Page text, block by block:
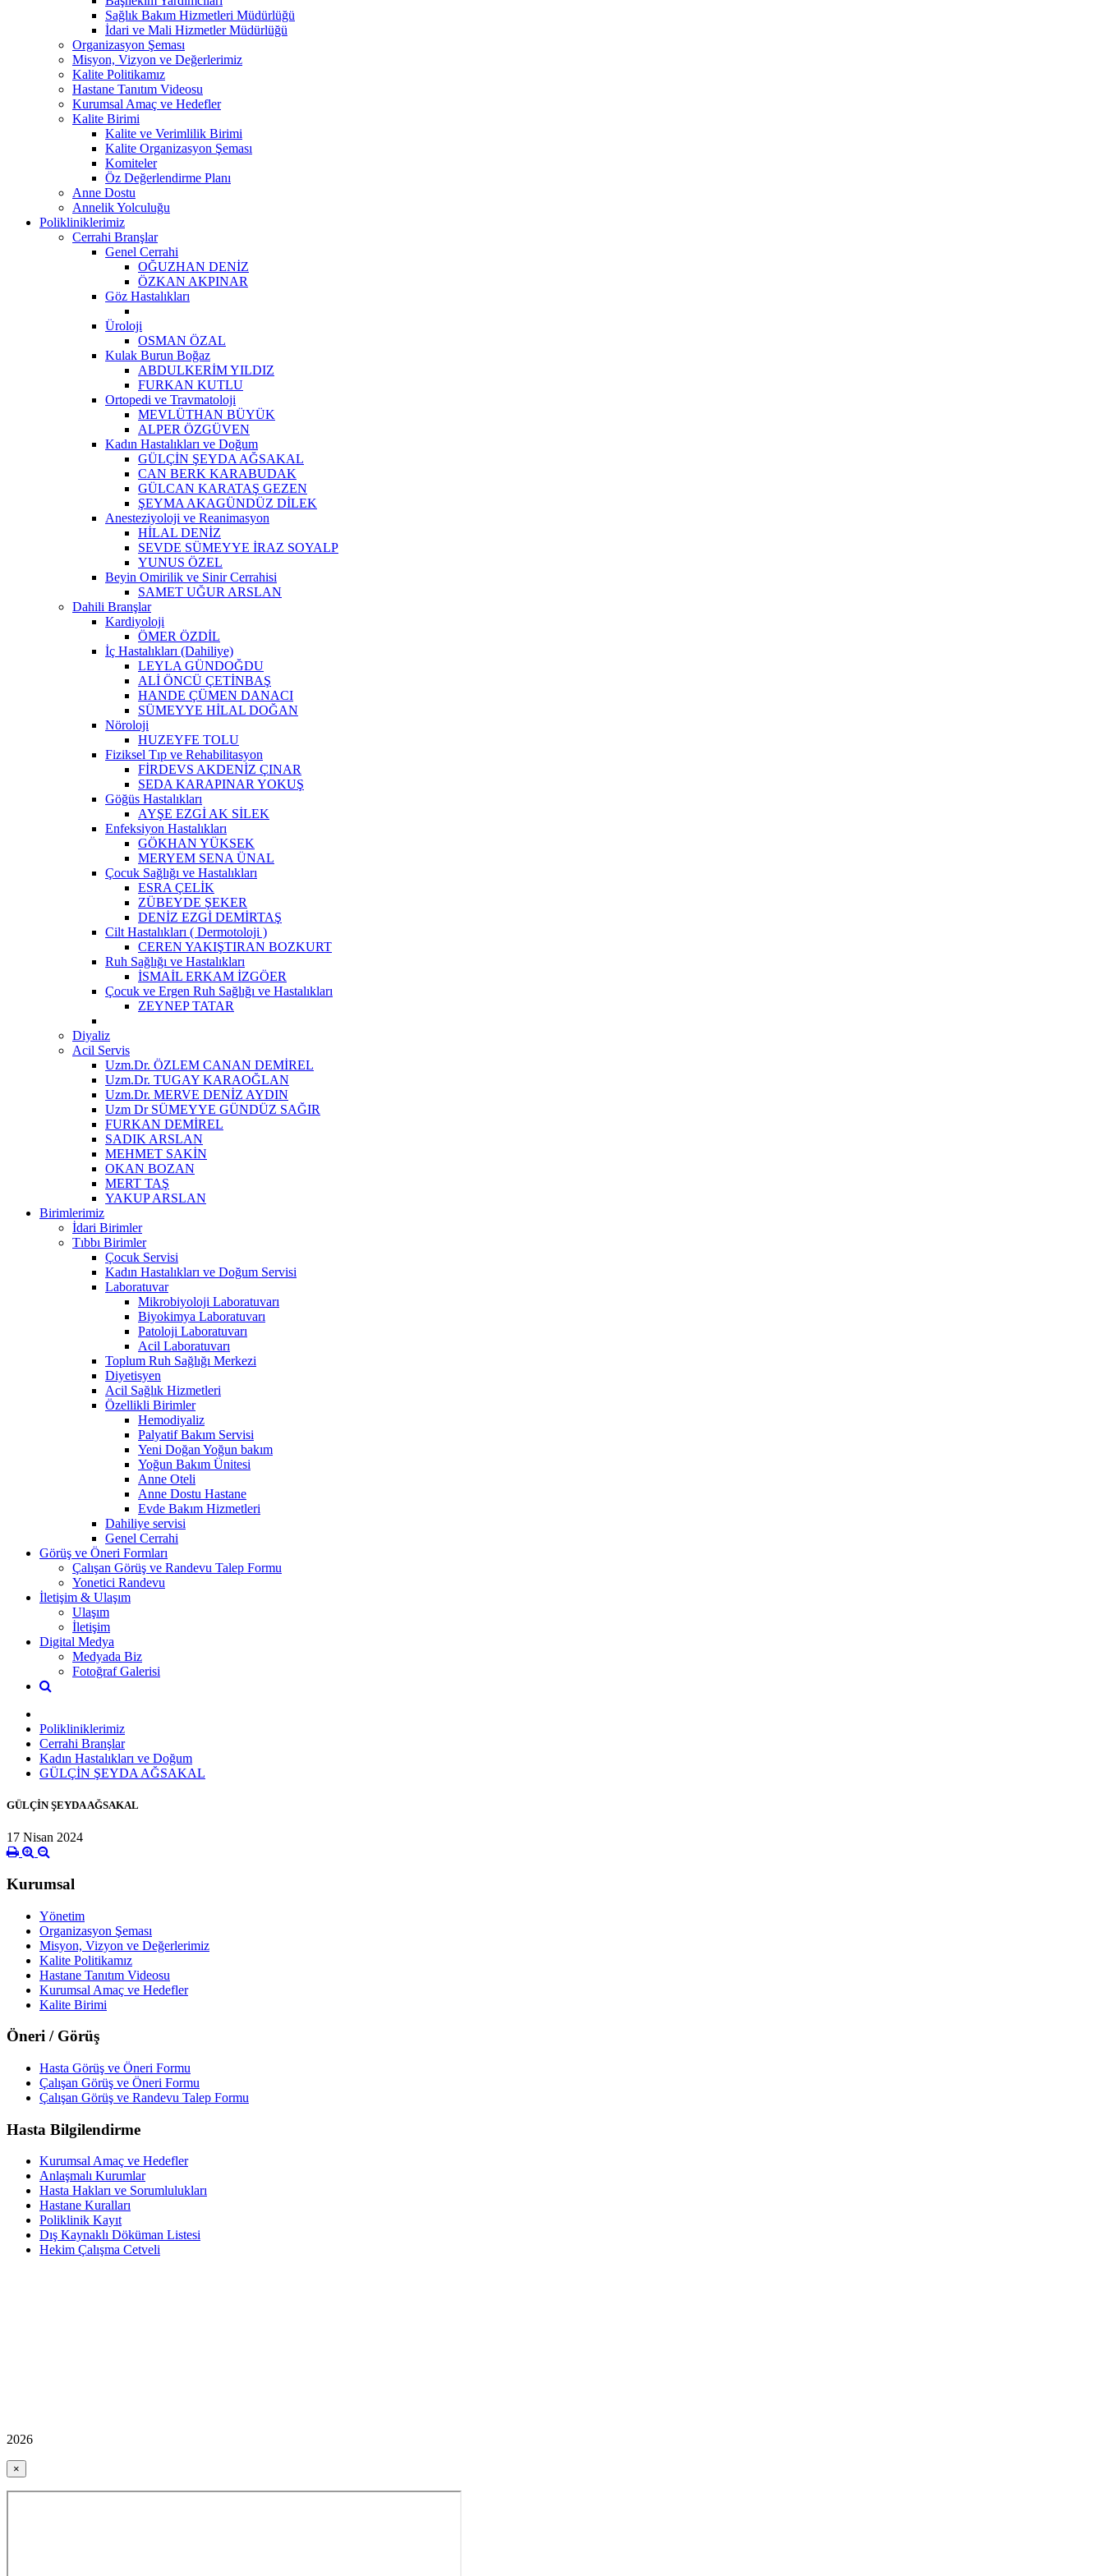
Sağlık Bakım Hizmetleri Müdürlüğü
İdari ve Mali Hizmetler Müdürlüğü
Organizasyon Şeması
Misyon, Vizyon ve Değerlerimiz
Kalite Politikamız
Hastane Tanıtım Videosu
Kurumsal Amaç ve Hedefler
Kalite Birimi
Kalite ve Verimlilik Birimi
Kalite Organizasyon Şeması
Komiteler
Öz Değerlendirme Planı
Anne Dostu
Annelik Yolculuğu
Polikliniklerimiz
Cerrahi Branşlar
Genel Cerrahi
OĞUZHAN DENİZ
ÖZKAN AKPINAR
Göz Hastalıkları
Üroloji
OSMAN ÖZAL
Kulak Burun Boğaz
ABDULKERİM YILDIZ
FURKAN KUTLU
Ortopedi ve Travmatoloji
MEVLÜTHAN BÜYÜK
ALPER ÖZGÜVEN
Kadın Hastalıkları ve Doğum
GÜLÇİN ŞEYDA AĞSAKAL
CAN BERK KARABUDAK
GÜLCAN KARATAŞ GEZEN
ŞEYMA AKAGÜNDÜZ DİLEK
Anesteziyoloji ve Reanimasyon
HİLAL DENİZ
SEVDE SÜMEYYE İRAZ SOYALP
YUNUS ÖZEL
Beyin Omirilik ve Sinir Cerrahisi
SAMET UĞUR ARSLAN
Dahili Branşlar
Kardiyoloji
ÖMER ÖZDİL
İç Hastalıkları (Dahiliye)
LEYLA GÜNDOĞDU
ALİ ÖNCÜ ÇETİNBAŞ
HANDE ÇÜMEN DANACI
SÜMEYYE HİLAL DOĞAN
Nöroloji
HUZEYFE TOLU
Fiziksel Tıp ve Rehabilitasyon
FİRDEVS AKDENİZ ÇINAR
SEDA KARAPINAR YOKUŞ
Göğüs Hastalıkları
AYŞE EZGİ AK SİLEK
Enfeksiyon Hastalıkları
GÖKHAN YÜKSEK
MERYEM SENA ÜNAL
Çocuk Sağlığı ve Hastalıkları
ESRA ÇELİK
ZÜBEYDE ŞEKER
DENİZ EZGİ DEMİRTAŞ
Cilt Hastalıkları ( Dermotoloji )
CEREN YAKIŞTIRAN BOZKURT
Ruh Sağlığı ve Hastalıkları
İSMAİL ERKAM İZGÖER
Çocuk ve Ergen Ruh Sağlığı ve Hastalıkları
ZEYNEP TATAR
Diyaliz
Acil Servis
Uzm.Dr. ÖZLEM CANAN DEMİREL
Uzm.Dr. TUGAY KARAOĞLAN
Uzm.Dr. MERVE DENİZ AYDIN
Uzm Dr SÜMEYYE GÜNDÜZ SAĞIR
FURKAN DEMİREL
SADIK ARSLAN
MEHMET SAKİN
OKAN BOZAN
MERT TAŞ
YAKUP ARSLAN
Birimlerimiz
İdari Birimler
Tıbbı Birimler
Çocuk Servisi
Kadın Hastalıkları ve Doğum Servisi
Laboratuvar
Mikrobiyoloji Laboratuvarı
Biyokimya Laboratuvarı
Patoloji Laboratuvarı
Acil Laboratuvarı
Toplum Ruh Sağlığı Merkezi
Diyetisyen
Acil Sağlık Hizmetleri
Özellikli Birimler
Hemodiyaliz
Palyatif Bakım Servisi
Yeni Doğan Yoğun bakım
Yoğun Bakım Ünitesi
Anne Oteli
Anne Dostu Hastane
Evde Bakım Hizmetleri
Dahiliye servisi
Genel Cerrahi
Görüş ve Öneri Formları
Çalışan Görüş ve Randevu Talep Formu
Yonetici Randevu
İletişim & Ulaşım
Ulaşım
İletişim
Digital Medya
Medyada Biz
Fotoğraf Galerisi
Polikliniklerimiz
Cerrahi Branşlar
Kadın Hastalıkları ve Doğum
GÜLÇİN ŞEYDA AĞSAKAL
GÜLÇİN ŞEYDA AĞSAKAL
17 Nisan 2024
Kurumsal
Yönetim
Organizasyon Şeması
Misyon, Vizyon ve Değerlerimiz
Kalite Politikamız
Hastane Tanıtım Videosu
Kurumsal Amaç ve Hedefler
Kalite Birimi
Öneri / Görüş
Hasta Görüş ve Öneri Formu
Çalışan Görüş ve Öneri Formu
Çalışan Görüş ve Randevu Talep Formu
Hasta Bilgilendirme
Kurumsal Amaç ve Hedefler
Anlaşmalı Kurumlar
Hasta Hakları ve Sorumlulukları
Hastane Kuralları
Poliklinik Kayıt
Dış Kaynaklı Döküman Listesi
Hekim Çalışma Cetveli
2026
×